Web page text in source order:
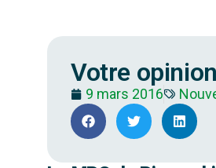
Votre
9 mars 2016